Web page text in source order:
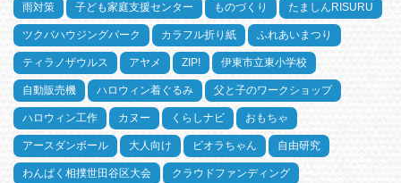
雨対策 子ども家庭支援センター ものづくり たましんRISURU
ツクバハウジングパーク カラフル折り紙 ふれあいまつり
ティラノザウルス アヤメ ZIP! 伊東市立東小学校
自動販売機 ハロウィン着ぐるみ 父と子のワークショップ
ハロウィン工作 カヌー くらしナビ おもちゃ
アースダンボール 大人向け ビオラちゃん 自由研究
わんぱく相撲世田谷区大会 クラウドファンディング